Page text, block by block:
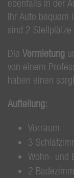
ebenfalls in der
Ihr Auto bequem
sind 2
Die Vermietung
von einem
haben einen
Aufteilung:
Vorraum
3
Wohn- und
2